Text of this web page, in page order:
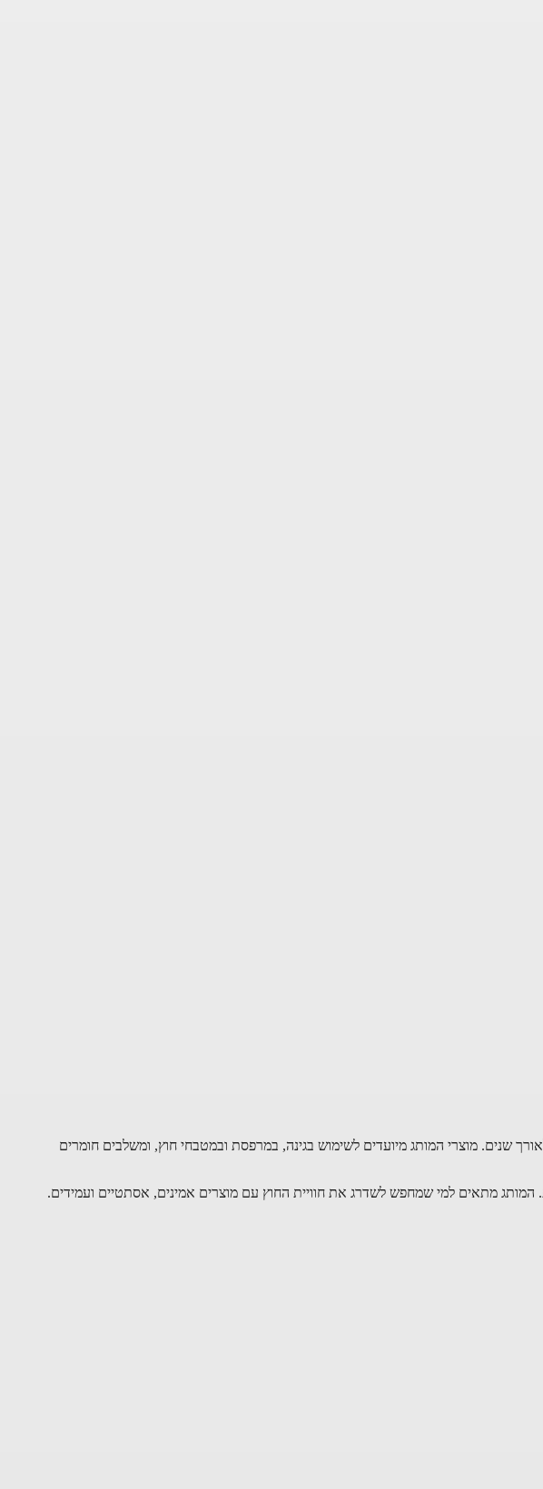
שנים. מוצרי המותג מיועדים לשימוש בגינה, במרפסת ובמטבחי חוץ, ומשלבים חומרים